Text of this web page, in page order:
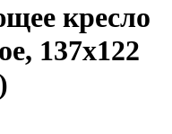
кресло
137х122